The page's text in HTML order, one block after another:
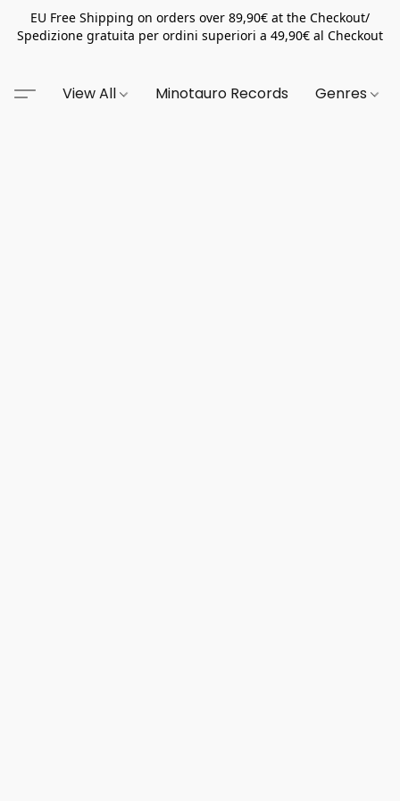
EU Free Shipping on orders over 89,90€ at the Checkout/
Spedizione gratuita per ordini superiori a 49,90€ al Checkout
View All Minotauro Records Genres